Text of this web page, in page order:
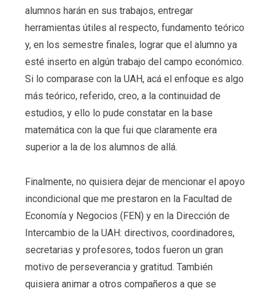
alumnos harán en sus trabajos, entregar
herramientas útiles al respecto, fundamento teórico
y, en los semestre finales, lograr que el alumno ya
esté inserto en algún trabajo del campo económico.
Si lo comparase con la UAH, acá el enfoque es algo
más teórico, referido, creo, a la continuidad de
estudios, y ello lo pude constatar en la base
matemática con la que fui que claramente era
superior a la de los alumnos de allá.
Finalmente, no quisiera dejar de mencionar el apoyo
incondicional que me prestaron en la Facultad de
Economía y Negocios (FEN) y en la Dirección de
Intercambio de la UAH: directivos, coordinadores,
secretarias y profesores, todos fueron un gran
motivo de perseverancia y gratitud. También
quisiera animar a otros compañeros a que se